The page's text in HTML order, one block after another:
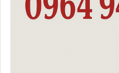
Thời gian đăng: 02/07/2026
lượt xem: 57 | lượt tải:49